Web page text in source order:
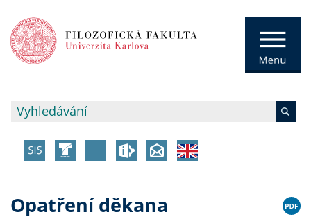
Opatření děkana